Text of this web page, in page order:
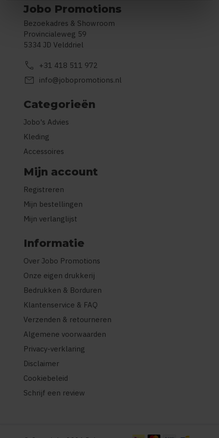
Jobo Promotions
Bezoekadres & Showroom
Provincialeweg 59
5334 JD Velddriel
call +31 418 511 972
mail info@jobopromotions.nl
Categorieën
Jobo's Advies
Kleding
Accessoires
Mijn account
Registreren
Mijn bestellingen
Mijn verlanglijst
Informatie
Over Jobo Promotions
Onze eigen drukkerij
Bedrukken & Borduren
Klantenservice & FAQ
Verzenden & retourneren
Algemene voorwaarden
Privacy-verklaring
Disclaimer
Cookiebeleid
Schrijf een review